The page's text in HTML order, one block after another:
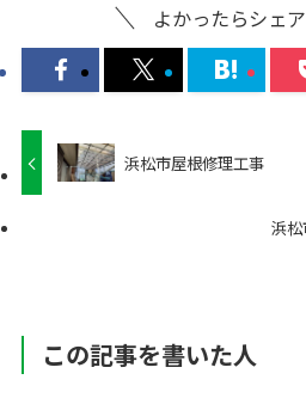
よかったらシェ
浜松市屋根修理工事
浜
この記事を書いた人